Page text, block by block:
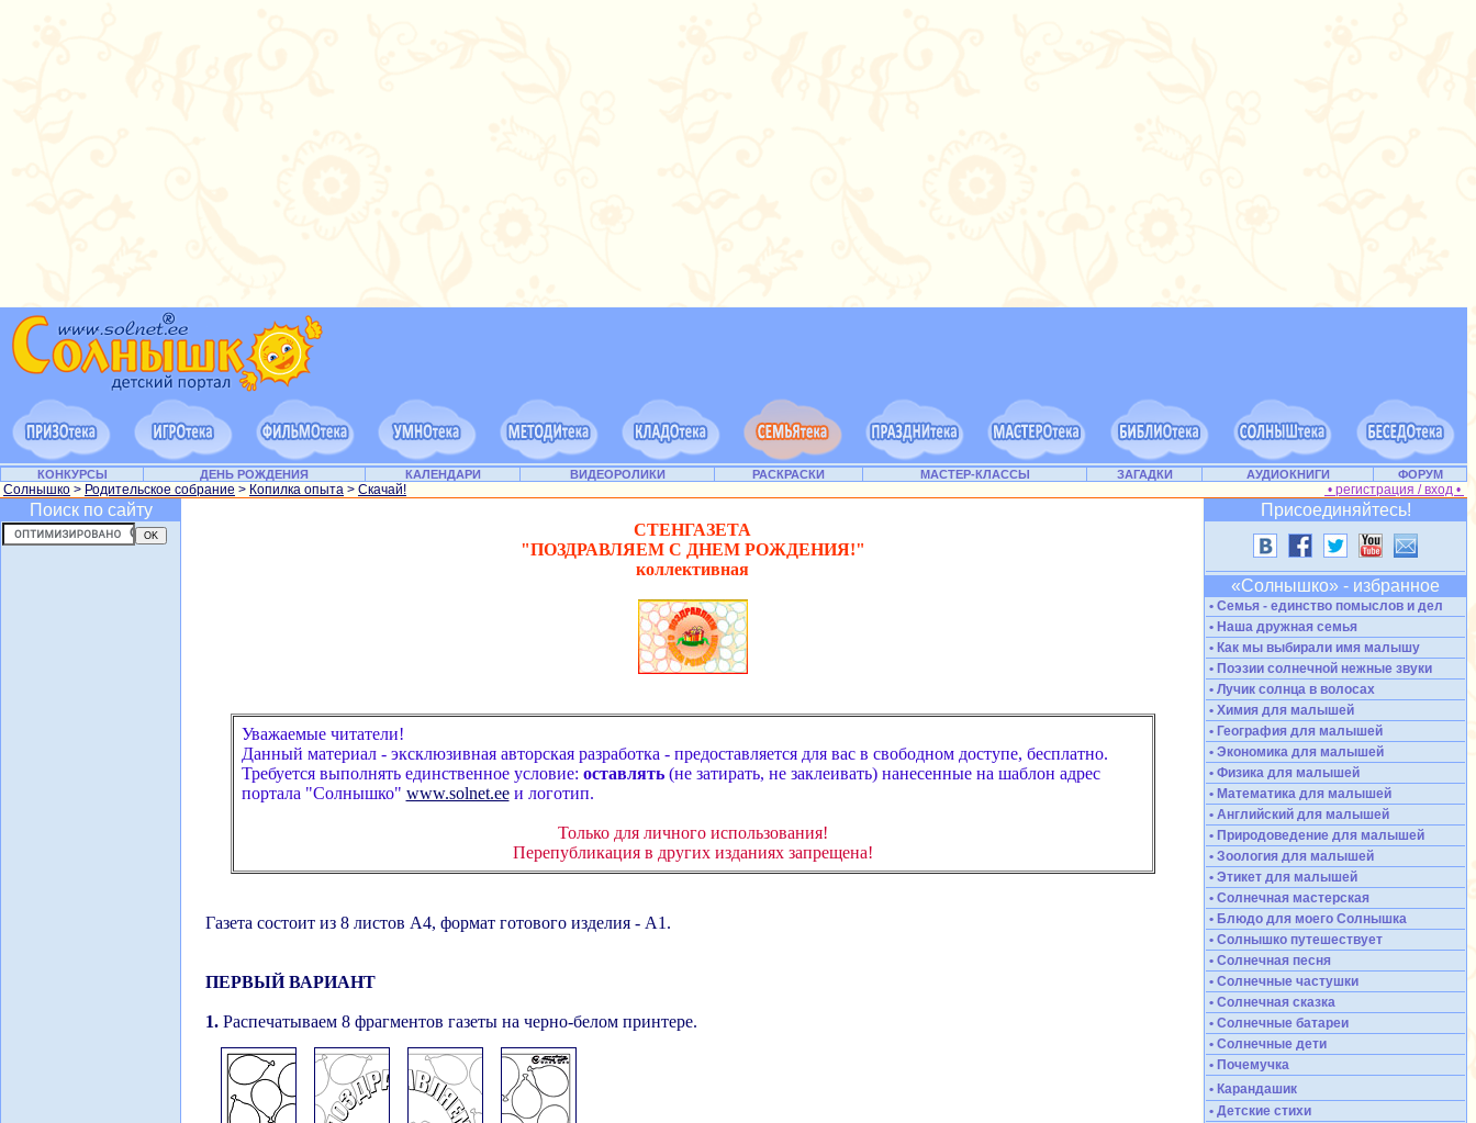
КОНКУРСЫ ДЕНЬ РОЖДЕНИЯ КАЛЕНДАРИ ВИДЕОРОЛИКИ РАСКРАСКИ МАСТЕР-КЛАССЫ ЗАГАДКИ АУДИОКНИГИ ФОРУМ
Солнышко > Родительское собрание > Копилка опыта > Скачай! • регистрация / вход •
Поиск по сайту
СТЕНГАЗЕТА
"ПОЗДРАВЛЯЕМ С ДНЕМ РОЖДЕНИЯ!"
коллективная
Уважаемые читатели!
Данный материал - эксклюзивная авторская разработка - предоставляется для вас в свободном доступе, бесплатно.
Требуется выполнять единственное условие: оставлять(не затирать, не заклеивать) нанесенные на шаблон адрес
портала "Солнышко" www.solnet.eeи логотип.
Только для личного использования!
Перепубликация в других изданиях запрещена!
Газета состоит из 8 листов А4, формат готового изделия - А1.
ПЕРВЫЙ ВАРИАНТ
1. Распечатываем 8 фрагментов газеты на черно-белом принтере.
Присоединяйтесь!
«Солнышко» - избранное
• Семья - единство помыслов и дел
• Наша дружная семья
• Как мы выбирали имя малышу
• Поэзии солнечной нежные звуки
• Лучик солнца в волосах
• Химия для малышей
• География для малышей
• Экономика для малышей
• Физика для малышей
• Математика для малышей
• Английский для малышей
• Природоведение для малышей
• Зоология для малышей
• Этикет для малышей
• Солнечная мастерская
• Блюдо для моего Солнышка
• Солнышко путешествует
• Солнечная песня
• Солнечные частушки
• Солнечная сказка
• Солнечные батареи
• Солнечные дети
• Почемучка
• Карандашик
• Детские стихи